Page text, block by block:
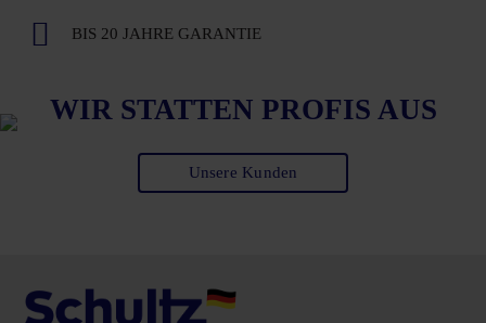
BIS 20 JAHRE GARANTIE
WIR STATTEN PROFIS AUS
Unsere Kunden